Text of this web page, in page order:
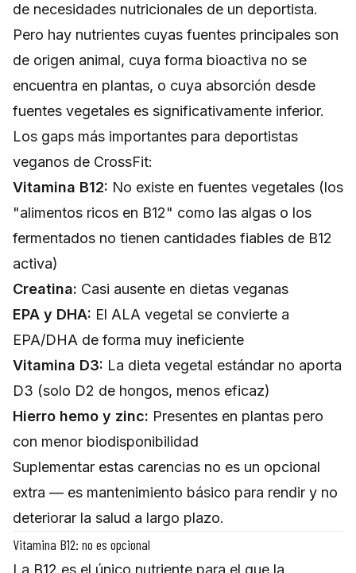
de necesidades nutricionales de un deportista.
Pero hay nutrientes cuyas fuentes principales son
de origen animal, cuya forma bioactiva no se
encuentra en plantas, o cuya absorción desde
fuentes vegetales es significativamente inferior.
Los gaps más importantes para deportistas
veganos de CrossFit:
Vitamina B12: No existe en fuentes vegetales (los
"alimentos ricos en B12" como las algas o los
fermentados no tienen cantidades fiables de B12
activa)
Creatina: Casi ausente en dietas veganas
EPA y DHA: El ALA vegetal se convierte a
EPA/DHA de forma muy ineficiente
Vitamina D3: La dieta vegetal estándar no aporta
D3 (solo D2 de hongos, menos eficaz)
Hierro hemo y zinc: Presentes en plantas pero
con menor biodisponibilidad
Suplementar estas carencias no es un opcional
extra — es mantenimiento básico para rendir y no
deteriorar la salud a largo plazo.
Vitamina B12: no es opcional
La B12 es el único nutriente para el que la